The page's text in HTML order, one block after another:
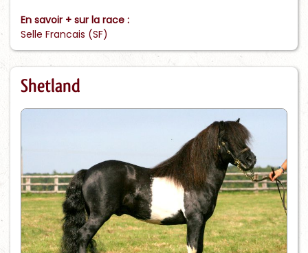
En savoir + sur la race :
Selle Francais (SF)
Shetland